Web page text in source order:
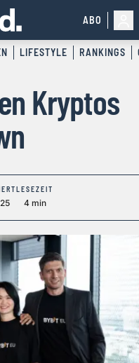
ABO
LIFESTYLE RANKINGS
Kryptos
LESEZEIT
4 min